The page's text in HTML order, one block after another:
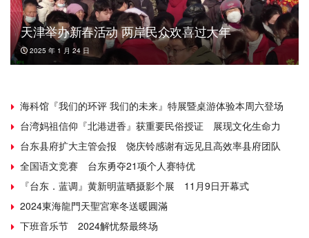
天津举办新春活动 两岸民众欢喜过大年
2025 年 1 月 24 日
海科馆『我们的环评 我们的未来』特展暨桌游体验本周六登场
台湾妈祖信仰『北港进香』获重要民俗授证 展现文化生命力
台东县府扩大主管会报 饶庆铃感谢有远见且高效率县府团队
全国语文竞赛 台东勇夺21项个人赛特优
『台东．蓝调』黄新明蓝晒摄影个展 11月9日开幕式
2024東海龍門天聖宮寒冬送暖圓滿
下班音乐节 2024解忧祭最终场